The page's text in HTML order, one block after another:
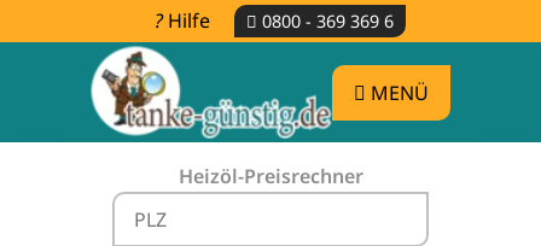
Hilfe 0800 - 369 369 6
MENÜ
Heizöl-Preisrechner